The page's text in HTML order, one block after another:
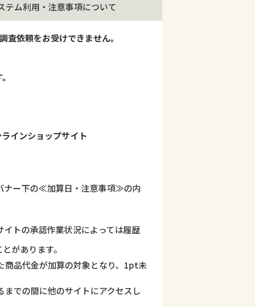
テム利用・注意事項について
依頼をお受けできません。
インショップサイト
ナー下の≪加算日・注意事項≫の内
トの承認作業状況によっては履歴
があります。
商品代金が加算の対象となり、1pt未
での間に他のサイトにアクセスし